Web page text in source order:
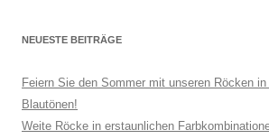
NEUESTE BEITRÄGE
Feiern Sie den Sommer mit unseren Röcken
Blautönen!
Weite Röcke in erstaunlichen